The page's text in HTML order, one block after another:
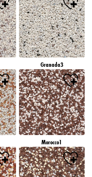
Granada3
Morocco1